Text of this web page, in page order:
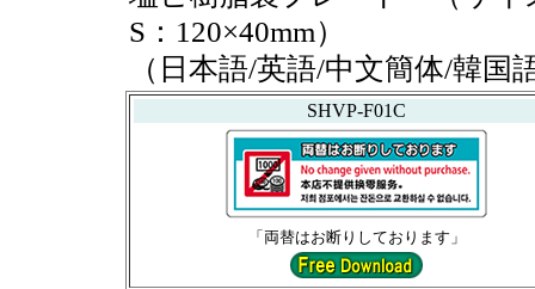
S：120×40mm）
（日本語/英語/中文簡体/韓
SHVP-F01C
「両替はお断りしております」